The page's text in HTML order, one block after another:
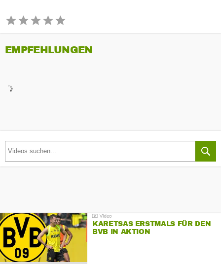
EMPFEHLUNGEN
KARETSAS ERSTMALS FÜR DEN
BVB IN AKTION